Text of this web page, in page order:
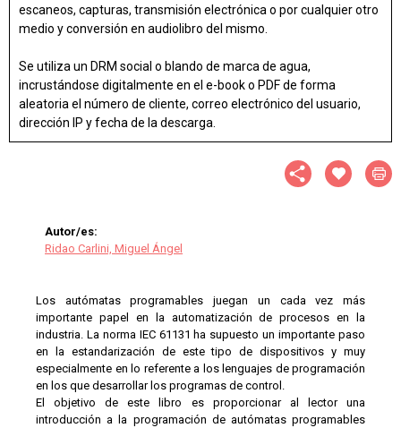
escaneos, capturas, transmisión electrónica o por cualquier otro
medio y conversión en audiolibro del mismo.
Se utiliza un DRM social o blando de marca de agua,
incrustándose digitalmente en el e-book o PDF de forma
aleatoria el número de cliente, correo electrónico del usuario,
dirección IP y fecha de la descarga.
Autor/es:
Ridao Carlini, Miguel Ángel
Los autómatas programables juegan un cada vez más
importante papel en la automatización de procesos en la
industria. La norma IEC 61131 ha supuesto un importante paso
en la estandarización de este tipo de dispositivos y muy
especialmente en lo referente a los lenguajes de programación
en los que desarrollar los programas de control.
El objetivo de este libro es proporcionar al lector una
introducción a la programación de autómatas programables